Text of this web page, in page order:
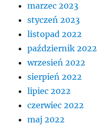
marzec 2023
styczeń 2023
listopad 2022
październik 2022
wrzesień 2022
sierpień 2022
lipiec 2022
czerwiec 2022
maj 2022